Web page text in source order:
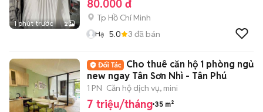
1 phút trước 2
80.000 đ
Tp Hồ Chí Minh
Hạ 5.0 3 đã bán
Cho thuê căn hộ 1 phòng ngủ
new ngay Tân Sơn Nhì - Tân Phú
1 PN Căn hộ dịch vụ, mini
7 triệu/tháng 35 m²